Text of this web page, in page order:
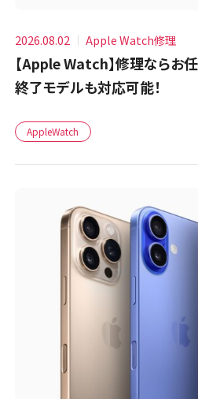
2026.08.02 Apple Watch修理
【Apple Watch】修理ならお
終了モデルも対応可能！
AppleWatch